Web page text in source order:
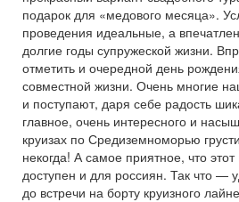
подарок для «медового месяца».
проведения идеальные, а
долгие годы супружеской жизни.
отметить и очередной день
совместной жизни. Очень многие
и поступают, даря себе радость
главное, очень интересного и
круизах по Средиземноморью
некогда! А самое приятное, что
доступен и для россиян. Так что —
до встречи на борту круизного